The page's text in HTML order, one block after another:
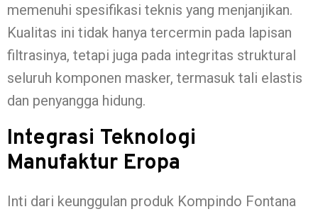
memenuhi spesifikasi teknis yang menjanjikan.
Kualitas ini tidak hanya tercermin pada lapisan
filtrasinya, tetapi juga pada integritas struktural
seluruh komponen masker, termasuk tali elastis
dan penyangga hidung.
Integrasi Teknologi
Manufaktur Eropa
Inti dari keunggulan produk Kompindo Fontana